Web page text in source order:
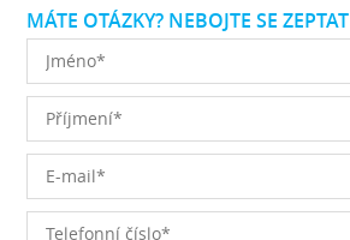
MÁTE OTÁZKY? NEBOJTE SE ZEPTAT